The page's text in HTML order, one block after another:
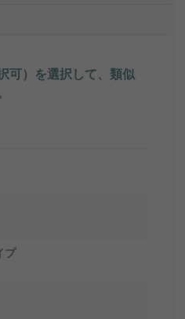
可）を選択して、類似
プ